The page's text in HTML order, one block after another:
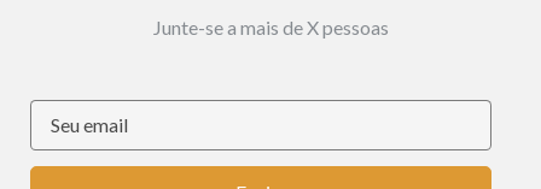
Junte-se a mais de X pessoas